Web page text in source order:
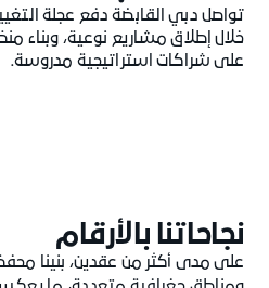
من الوجهات البارزة
وطموحاتها العالمية.
تواصل دبي القابضة دفع عجلة
خلال إطلاق مشاريع نوعية، وبناء
على شراكات استراتيجية مدروسة.
نجاحاتنا بالأرقام
على مدى أكثر من عقدين، بنينا